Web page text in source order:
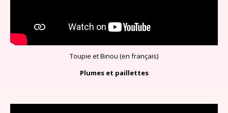
Toupie et Binou (en français)
Plumes et paillettes